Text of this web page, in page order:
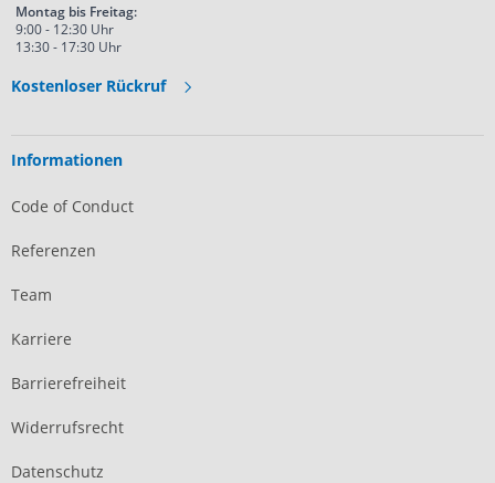
Montag bis Freitag:
9:00 - 12:30 Uhr
13:30 - 17:30 Uhr
Kostenloser Rückruf
Informationen
Code of Conduct
Referenzen
Team
Karriere
Barrierefreiheit
Widerrufsrecht
Datenschutz